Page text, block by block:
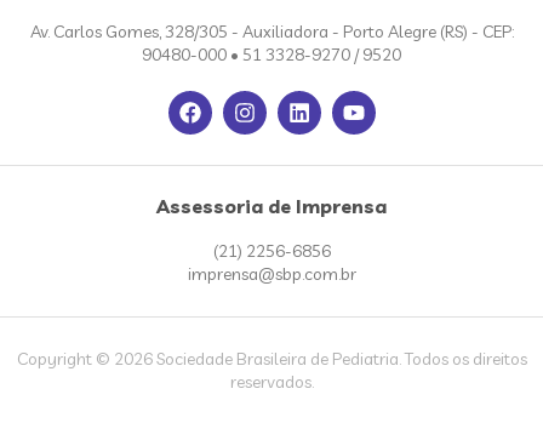
Av. Carlos Gomes, 328/305 - Auxiliadora - Porto Alegre (RS) - CEP:
90480-000 • 51 3328-9270 / 9520
Assessoria de Imprensa
(21) 2256-6856
imprensa@sbp.com.br
Copyright © 2026 Sociedade Brasileira de Pediatria. Todos os direitos
reservados.